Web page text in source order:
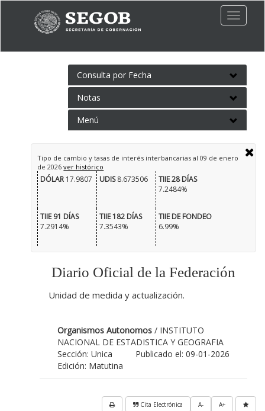
Toggle
Consulta por Fecha
Notas
Menú
Tipo de cambio y tasas de interés interbancarias al 09 de enero
de 2026ver histórico
DÓLAR17.9807 UDIS8.673506
TIIE 28 DÍAS
7.2484%
TIIE 91 DÍAS
7.2914%
TIIE 182 DÍAS
7.3543%
TIIE DE FONDEO
6.99%
Diario Oficial de la Federación
Unidad de medida y actualización.
Organismos Autonomos / INSTITUTO
NACIONAL DE ESTADISTICA Y GEOGRAFIA
Publicado el: 09-01-2026
Sección: Unica
Edición: Matutina
A+
A-
Cita Electrónica